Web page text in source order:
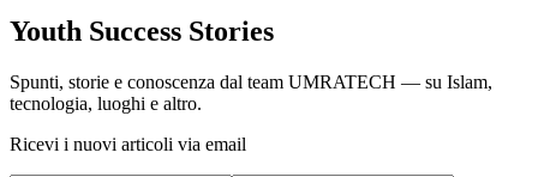
Youth Success Stories
Spunti, storie e conoscenza dal team UMRATECH — su Islam,
tecnologia, luoghi e altro.
Ricevi i nuovi articoli via email